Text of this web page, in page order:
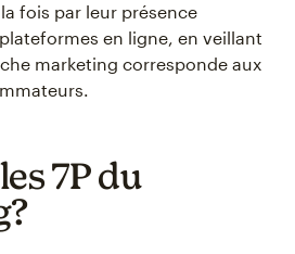
fois par leur présence
en ligne, en veillant
marketing corresponde aux
7P du